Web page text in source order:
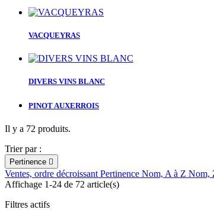
VACQUEYRAS
DIVERS VINS BLANC
PINOT AUXERROIS
Il y a 72 produits.
Trier par :
Pertinence 
Ventes, ordre décroissant Pertinence Nom, A à Z Nom,
Affichage 1-24 de 72 article(s)
Filtres actifs